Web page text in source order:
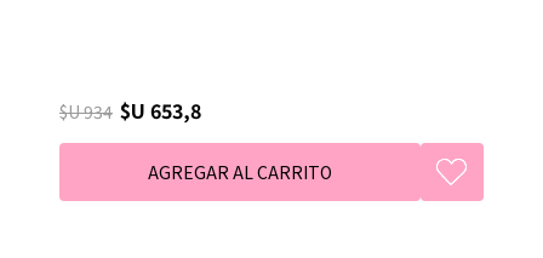
$U 934 $U 653,8